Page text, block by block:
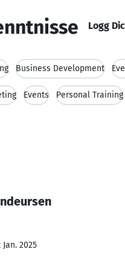
Logg
Business Development
Events Personal Training
2025